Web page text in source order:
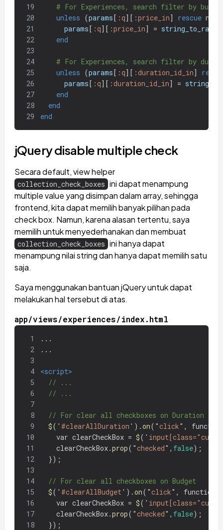
19
# For Experiences, search filter by
20
unless (params[ :q][ :price_in] rescue nil
21
params[ :q][ :price_in] = string_to_range
22
end
23
24
# For Experiences, search filter by
25
unless (params[ :q][ :duration_id_in]
26
params[ :q][ :duration_id_in] =
27
end
28
end
29
end
jQuery disable multiple check
Secara default, view helper
collection_check_boxes ini dapat menampung
multiple value yang disimpan dalam array, sehingga
frontend, kita dapat memilih banyak pilihan pada
check box. Namun, karena alasan tertentu, saya
memilih untuk menyederhanakan dan membuat
collection_check_boxes ini hanya dapat
menampung nilai string dan hanya dapat memilih satu
saja.
Saya menggunakan bantuan jQuery untuk dapat
melakukan hal tersebut di atas.
app/views/experiences/index.html
1
...
2
...
3
4
<script>
5
// ...
6
// ...
7
8
// For clear all checkboxes on Duration
9
$( ' #clearAllDuration ' ).on( "click" ,
function
10
var clearCheckBox = $( '
11
clearCheckBox.prop( "checked" , false);
12
});
13
14
// For clear all checkboxes on Budget
15
$( ' #clearAllBudget' ).on( "click" , function
16
var clearCheckBox = $( '
17
clearCheckBox.prop( "checked" , false);
18
});